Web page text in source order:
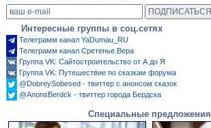
Интересные группы в соц.сетях
Телеграмм канал YaDumau_RU
Телеграмм канал Сретенье.Вера
Группа VK: Сайтостроительство от А до Я
Группа VK: Путешествие по сказкам форума
@DobreySobesed - твиттер с анонсом сказок
@AnonsBerdck - твиттер города Бердска
Специальные предложения